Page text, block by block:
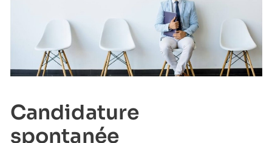
Candidature
spontanée